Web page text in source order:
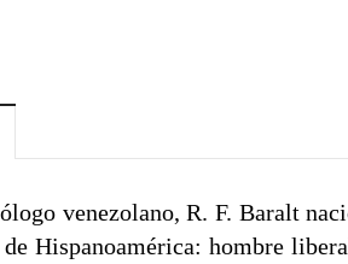
venezolano, R. F. Baralt
Hispanoamérica: hombre